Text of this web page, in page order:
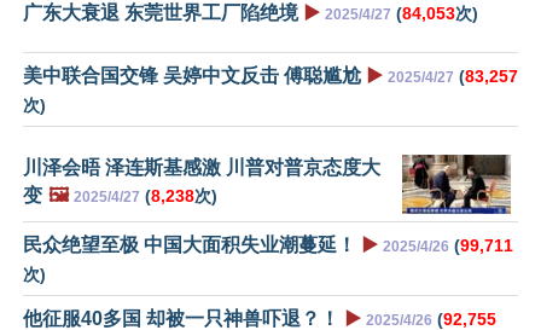
广东大衰退 东莞世界工厂陷绝境 ▶️ 2025/4/27 (84,053次)
美中联合国交锋 吴婷中文反击 傅聪尴尬 ▶️ 2025/4/27 (83,257
次)
川泽会晤 泽连斯基感激 川普对普京态度大
变 🖼️ 2025/4/27 (8,238次)
民众绝望至极 中国大面积失业潮蔓延！ ▶️ 2025/4/26 (99,711
次)
他征服40多国 却被一只神兽吓退？！ ▶️ 2025/4/26 (92,755